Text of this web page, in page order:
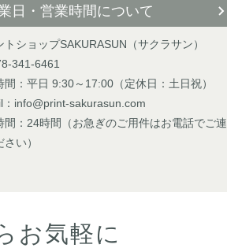
日・営業時間について
トショップSAKURASUN（サクラサン）
341-6461
間：平日 9:30～17:00（定休日：土日祝）
：info@print-sakurasun.com
間：24時間（お急ぎのご用件はお電話でご連
い）
お気軽に